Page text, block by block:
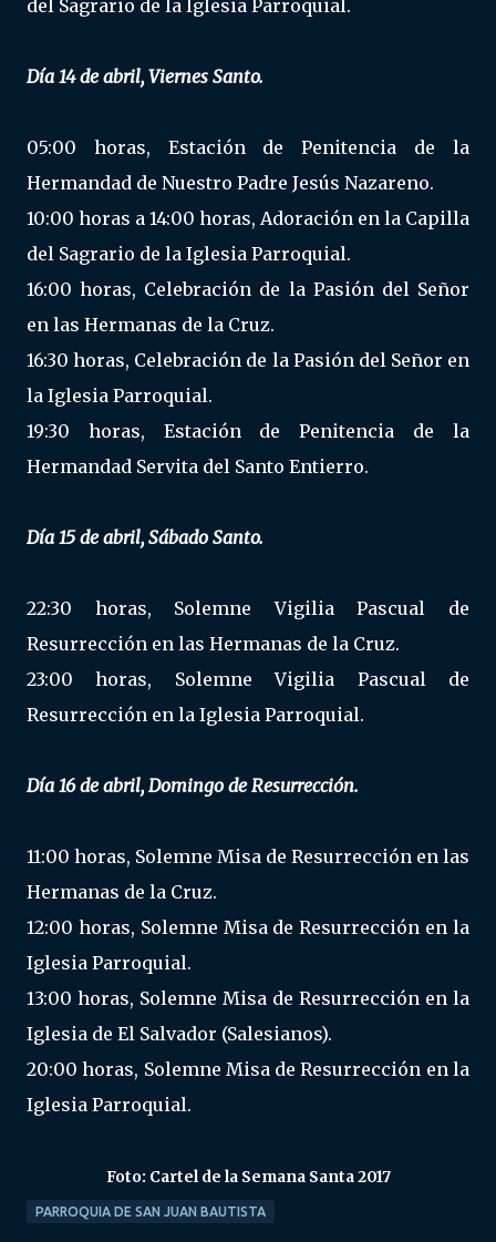
del Sagrario de la Iglesia Parroquial.
Día 14 de abril, Viernes Santo.
05:00 horas, Estación de Penitencia de la
Hermandad de Nuestro Padre Jesús Nazareno.
10:00 horas a 14:00 horas, Adoración en la Capilla
del Sagrario de la Iglesia Parroquial.
16:00 horas, Celebración de la Pasión del Señor
en las Hermanas de la Cruz.
16:30 horas, Celebración de la Pasión del Señor en
la Iglesia Parroquial.
19:30 horas, Estación de Penitencia de la
Hermandad Servita del Santo Entierro.
Día 15 de abril, Sábado Santo.
22:30 horas, Solemne Vigilia Pascual de
Resurrección en las Hermanas de la Cruz.
23:00 horas, Solemne Vigilia Pascual de
Resurrección en la Iglesia Parroquial.
Día 16 de abril, Domingo de Resurrección.
11:00 horas, Solemne Misa de Resurrección en las
Hermanas de la Cruz.
12:00 horas, Solemne Misa de Resurrección en la
Iglesia Parroquial.
13:00 horas, Solemne Misa de Resurrección en la
Iglesia de El Salvador (Salesianos).
20:00 horas, Solemne Misa de Resurrección en la
Iglesia Parroquial.
Foto: Cartel de la Semana Santa 2017
PARROQUIA DE SAN JUAN BAUTISTA